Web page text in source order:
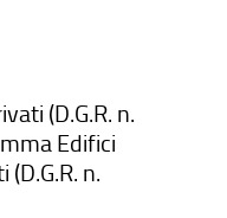
(D.G.R. n.
Edifici
n.